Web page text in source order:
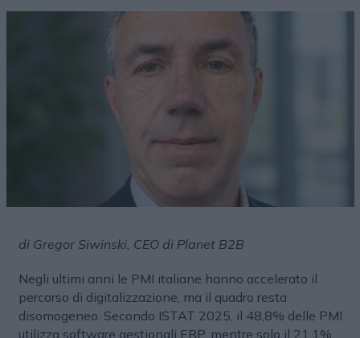
di Gregor Siwinski, CEO di Planet B2B
Negli ultimi anni le PMI italiane hanno accelerato il
percorso di digitalizzazione, ma il quadro resta
disomogeneo. Secondo ISTAT 2025, il 48,8% delle PMI
utilizza software gestionali ERP, mentre solo il 21,1%